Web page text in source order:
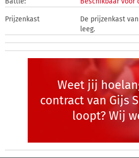
Prijzenkast
De prijzenkast
leeg.
Weet jij
contract van Gijs
loopt? Wij